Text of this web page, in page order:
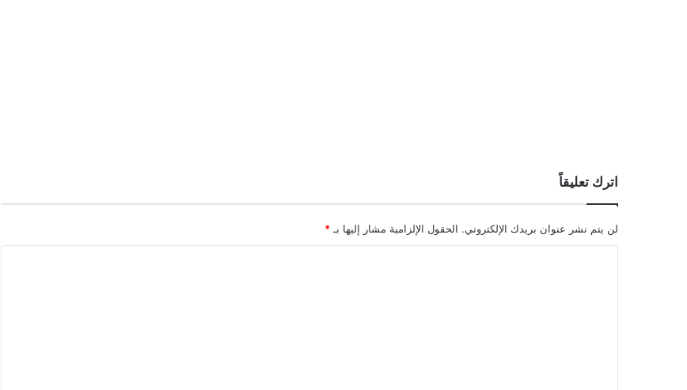
اترك تعليقاً
لن يتم نشر عنوان بريدك الإلكتروني. الحقول الإلزامية مشار إليها بـ *